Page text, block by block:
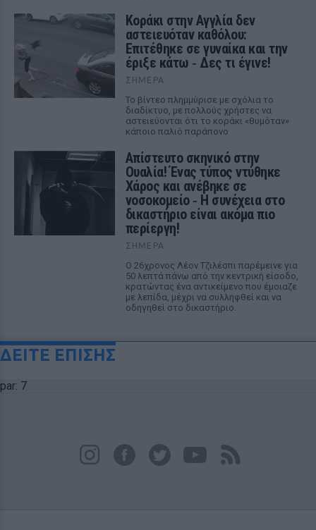
Kοράκι στην Αγγλία δεν
αστειευόταν καθόλου:
Επιτέθηκε σε γυναίκα και την
έριξε κάτω ‑ Δες τι έγινε!
ΣΉΜΕΡΑ
Το βίντεο πλημμύρισε με σχόλια το
διαδίκτυο, με πολλούς χρήστες να
αστειεύονται ότι το κοράκι «θυμόταν»
κάποιο παλιό παράπονο
Απίστευτο σκηνικό στην
Ουαλία! Ένας τύπος ντύθηκε
Χάρος και ανέβηκε σε
νοσοκομείο ‑ H συνέχεια στο
δικαστήριο είναι ακόμα πιο
περίεργη!
ΣΉΜΕΡΑ
Ο 26χρονος Λέον Τζιλέσπι παρέμεινε για
50 λεπτά πάνω από την κεντρική είσοδο,
κρατώντας ένα αντικείμενο που έμοιαζε
με λεπίδα, μέχρι να συλληφθεί και να
οδηγηθεί στο δικαστήριο.
ΔΕΙΤΕ ΕΠΙΣΗΣ
par: 7